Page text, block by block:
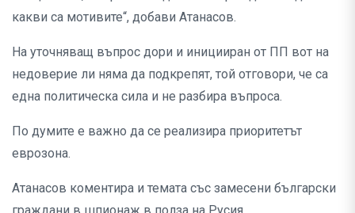
какви са мотивите“, добави Атанасов.
На уточняващ въпрос дори и иницииран от ПП вот на
недоверие ли няма да подкрепят, той отговори, че са
една политическа сила и не разбира въпроса.
По думите е важно да се реализира приоритетът
еврозона.
Атанасов коментира и темата със замесени български